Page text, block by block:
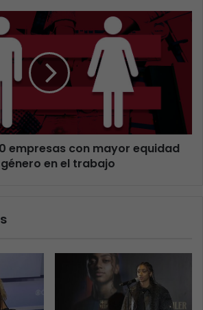
empresas con mayor equidad
en el trabajo